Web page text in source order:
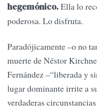
hegemónico.Ella lo
poderosa. Lo disfruta.
Paradójicamente –o no
muerte de Néstor
Fernández –“liberada y
lugar dominante irrite a
verdaderas